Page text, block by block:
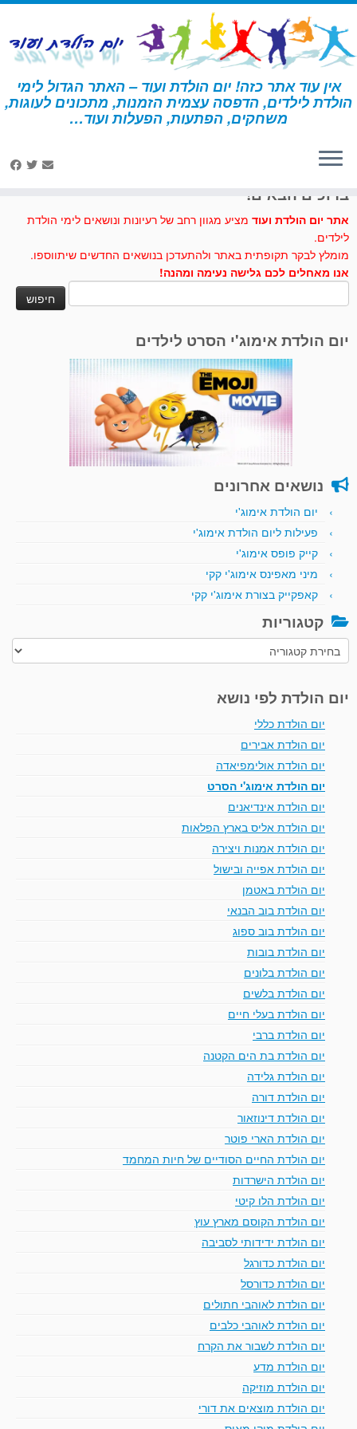
דלג
לתוכן
אין עוד אתר כזה! יום הולדת ועוד – האתר הגדול לימי
הולדת לילדים, הדפסה עצמית הזמנות, מתכונים לעוגות,
משחקים, הפתעות, הפעלות ועוד… דף הבית » כרכרה
ברוכים הבאים!
אתר יום הולדת ועוד מציע מגוון רחב של רעיונות ונושאים לימי הולדת
לילדים.
מומלץ לבקר תקופתית באתר ולהתעדכן בנושאים החדשים שיתווספו.
אנו מאחלים לכם גלישה נעימה ומהנה!
יום הולדת אימוג'י הסרט לילדים
נושאים אחרונים
יום הולדת אימוג'י
פעילות ליום הולדת אימוג'י
קייק פופס אימוג'י
מיני מאפינס אימוג'י קקי
קאפקייק בצורת אימוג'י קקי
קטגוריות
קטגוריות
יום הולדת לפי נושא
יום הולדת כללי
יום הולדת אבירים
יום הולדת אולימפיאדה
יום הולדת אימוג'י הסרט
יום הולדת אינדיאנים
יום הולדת אליס בארץ הפלאות
יום הולדת אמנות ויצירה
יום הולדת אפייה ובישול
יום הולדת באטמן
יום הולדת בוב הבנאי
יום הולדת בוב ספוג
יום הולדת בובות
יום הולדת בלונים
יום הולדת בלשים
יום הולדת בעלי חיים
יום הולדת ברבי
יום הולדת בת הים הקטנה
יום הולדת גלידה
יום הולדת דורה
יום הולדת דינוזאור
יום הולדת הארי פוטר
יום הולדת החיים הסודיים של חיות המחמד
יום הולדת הישרדות
יום הולדת הלו קיטי
יום הולדת הקוסם מארץ עוץ
יום הולדת ידידותי לסביבה
יום הולדת כדורגל
יום הולדת כדורסל
יום הולדת לאוהבי חתולים
יום הולדת לאוהבי כלבים
יום הולדת לשבור את הקרח
יום הולדת מדע
יום הולדת מוזיקה
יום הולדת מוצאים את דורי